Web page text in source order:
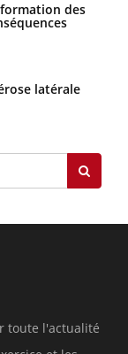
des
latérale
toute l'actualité